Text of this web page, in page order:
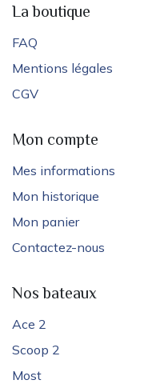
La boutique
FAQ
Mentions légales
CGV
Mon compte
Mes informations
Mon historique
Mon panier
Contactez-nous
Nos bateaux
Ace 2
Scoop 2
Most